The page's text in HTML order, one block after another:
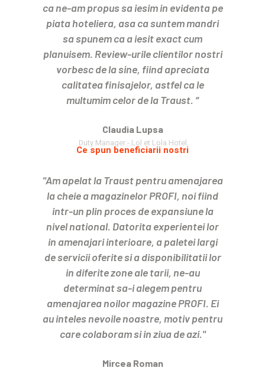
ca ne-am propus sa iesim in evidenta pe
piata hoteliera, asa ca suntem mandri
sa spunem ca a iesit exact cum
planuisem. Review-urile clientilor nostri
vorbesc de la sine, fiind apreciata
calitatea finisajelor, astfel ca le
multumim celor de la Traust. “
Claudia Lupsa
Duty Manager - Lol et Lola Hotel
Ce spun beneficiarii nostri
"Am apelat la Traust pentru amenajarea
la cheie a magazinelor PROFI, noi fiind
intr-un plin proces de expansiune la
nivel national. Datorita experientei lor
in amenajari interioare, a paletei largi
de servicii oferite si a disponibilitatii lor
in diferite zone ale tarii, ne-au
determinat sa-i alegem pentru
amenajarea noilor magazine PROFI. Ei
au inteles nevoile noastre, motiv pentru
care colaboram si in ziua de azi."
Mircea Roman